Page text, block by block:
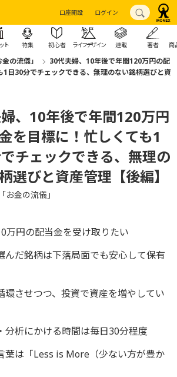
口座開設 ログイン
ト 特集 初心者 ライフデザイン 連載 著者 商
の流儀」
30代夫婦、10年後で年間120万円の配
1日30分でチェックできる、無理のない銘柄選びと資
、10年後で年間120万円
を目標に！忙しくても1
チェックできる、無理の
選びと資産管理【後編】
お金の流儀」
万円の配当金を受け取りたい
んだ銘柄は下落局面でも安心して保有
環させつつ、投資で資産を増やしてい
分析にかける時間は毎日30分程度
葉は「Less is More（少ない方が豊か